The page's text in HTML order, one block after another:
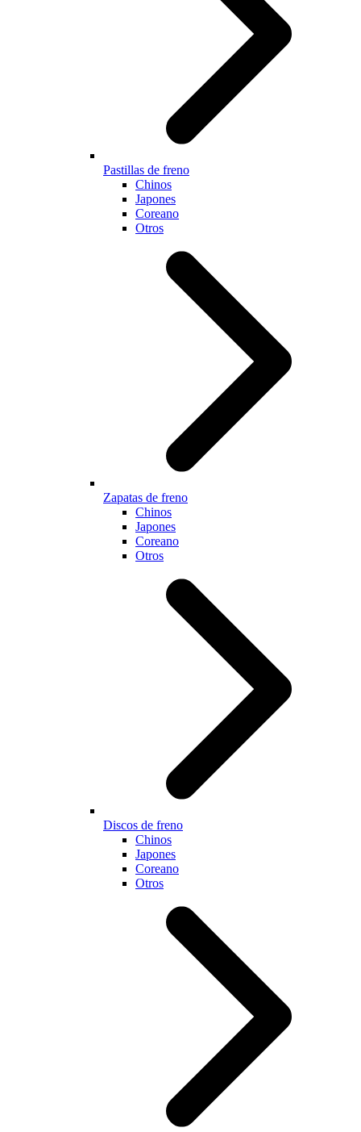
Pastillas de freno
Chinos
Japones
Coreano
Otros
Zapatas de freno
Chinos
Japones
Coreano
Otros
Discos de freno
Chinos
Japones
Coreano
Otros